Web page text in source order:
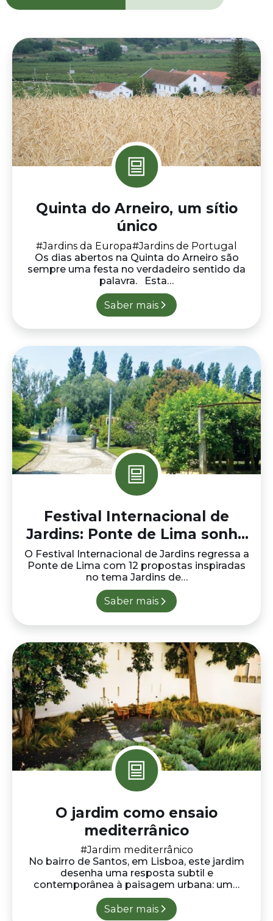
Quinta do Arneiro, um sítio
único
#Jardins da Europa#Jardins de Portugal
Os dias abertos na Quinta do Arneiro são
sempre uma festa no verdadeiro sentido da
palavra. Esta…
Saber mais
Festival Internacional de
Jardins: Ponte de Lima sonha
em jardim
O Festival Internacional de Jardins regressa a
Ponte de Lima com 12 propostas inspiradas
no tema Jardins de…
Saber mais
O jardim como ensaio
mediterrânico
#Jardim mediterrânico
No bairro de Santos, em Lisboa, este jardim
desenha uma resposta subtil e
contemporânea à paisagem urbana: um…
Saber mais